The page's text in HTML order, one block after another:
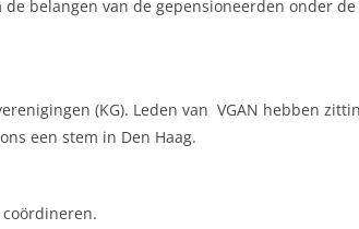
belangen van de gepensioneerden onder
(KG). Leden van VGAN hebben
een stem in Den Haag.